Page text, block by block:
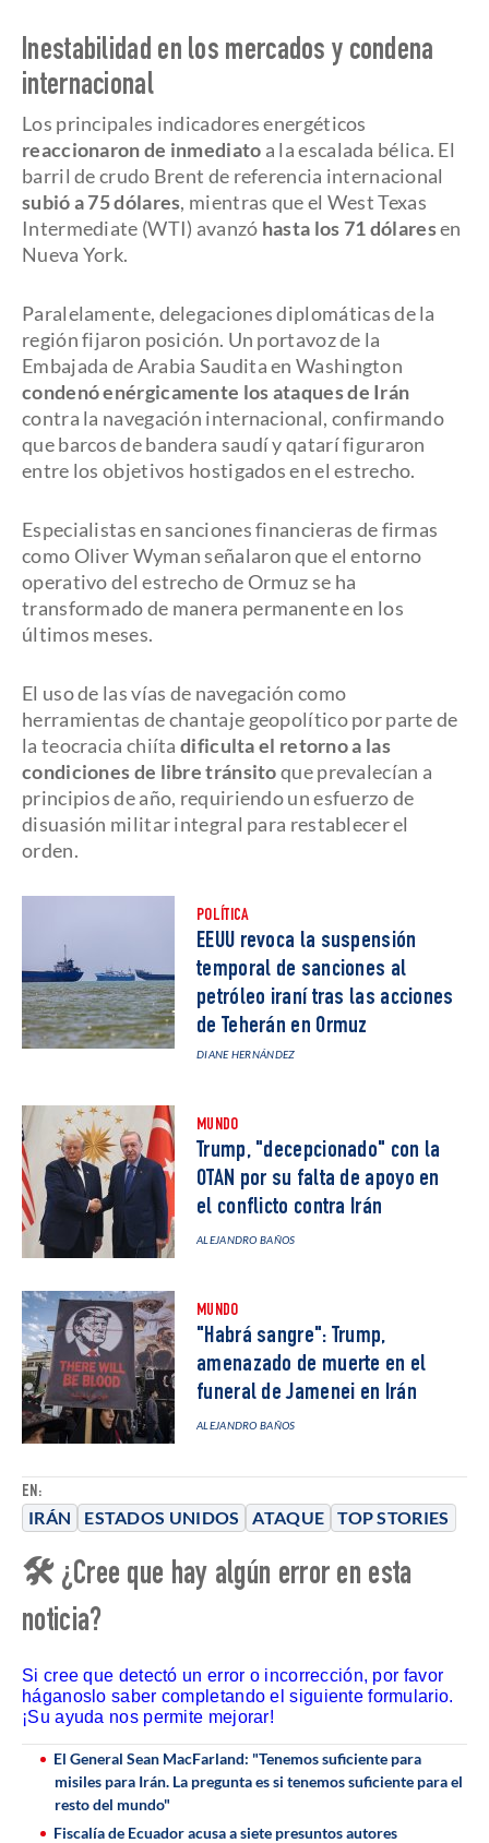
EN:
IRÁN ESTADOS UNIDOS ATAQUE TOP STORIES
Inestabilidad en los mercados y condena
internacional
Los principales indicadores energéticos
reaccionaron de inmediato a la escalada bélica. El
barril de crudo Brent de referencia internacional
subió a 75 dólares, mientras que el West Texas
Intermediate (WTI) avanzó hasta los 71 dólaresen
Nueva York.
Paralelamente, delegaciones diplomáticas de la
región fijaron posición. Un portavoz de la
Embajada de Arabia Saudita en Washington
condenó enérgicamente los ataques de Irán
contra la navegación internacional, confirmando
que barcos de bandera saudí y qatarí figuraron
entre los objetivos hostigados en el estrecho.
Especialistas en sanciones financieras de firmas
como Oliver Wyman señalaron que el entorno
operativo del estrecho de Ormuz se ha
transformado de manera permanente en los
últimos meses.
El uso de las vías de navegación como
herramientas de chantaje geopolítico por parte de
la teocracia chiítadificulta el retorno a las
condiciones de libre tránsitoque prevalecían a
principios de año, requiriendo un esfuerzo de
disuasión militar integral para restablecer el
orden.
POLÍTICA
EEUU revoca la suspensión
temporal de sanciones al
petróleo iraní tras las acciones
de Teherán en Ormuz
DIANE HERNÁNDEZ
MUNDO
Trump, "decepcionado" con la
OTAN por su falta de apoyo en
el conflicto contra Irán
ALEJANDRO BAÑOS
MUNDO
"Habrá sangre": Trump,
amenazado de muerte en el
funeral de Jamenei en Irán
ALEJANDRO BAÑOS
🛠 ¿Cree que hay algún error en esta
noticia?
Si cree que detectó un error o incorrección, por favor
háganoslo saber completando el siguiente formulario.
¡Su ayuda nos permite mejorar!
El General Sean MacFarland: "Tenemos suficiente para
misiles para Irán. La pregunta es si tenemos suficiente para el
resto del mundo"
Fiscalía de Ecuador acusa a siete presuntos autores